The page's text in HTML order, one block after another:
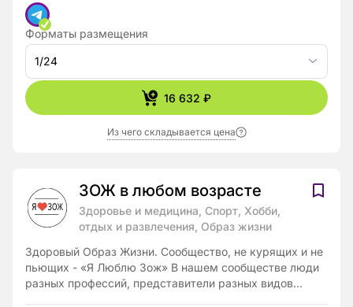
Форматы размещения
1/24
16 632 ₽
Из чего складывается цена
ЗОЖ в любом возрасте
Здоровье и медицина, Спорт, Хобби,
отдых и развлечения, Образ жизни
Здоровый Образ Жизни. Сообщество, не курящих и не
пьющих - «Я Люблю Зож» В нашем сообществе люди
разных профессий, представители разных видов